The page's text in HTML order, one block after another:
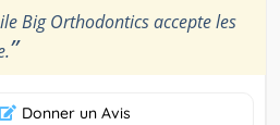
Big Orthodontics accepte les
”
Donner un Avis